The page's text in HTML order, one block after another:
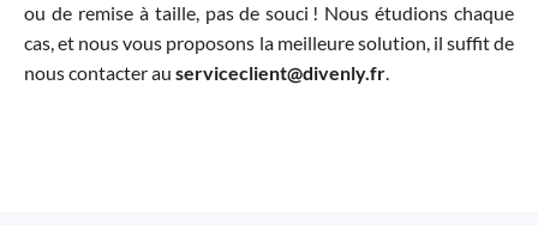
ou de remise à taille, pas de souci ! Nous étudions chaque
cas, et nous vous proposons la meilleure solution, il suffit de
nous contacter au serviceclient@divenly.fr.